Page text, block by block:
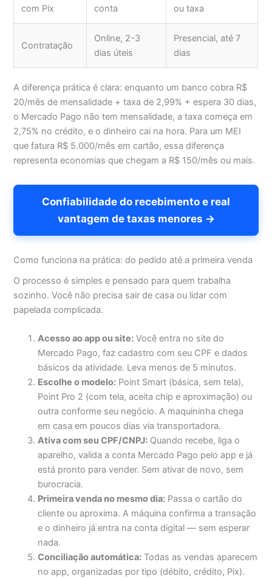
com Pix
conta
ou taxa
Contratação
Online, 2-3
dias úteis
Presencial, até 7
dias
A diferença prática é clara: enquanto um banco cobra R$
20/mês de mensalidade + taxa de 2,99% + espera 30 dias,
o Mercado Pago não tem mensalidade, a taxa começa em
2,75% no crédito, e o dinheiro cai na hora. Para um MEI
que fatura R$ 5.000/mês em cartão, essa diferença
representa economias que chegam a R$ 150/mês ou mais.
Confiabilidade do recebimento e real
vantagem de taxas menores →
Como funciona na prática: do pedido até a primeira venda
O processo é simples e pensado para quem trabalha
sozinho. Você não precisa sair de casa ou lidar com
papelada complicada.
Acesso ao app ou site: Você entra no site do
Mercado Pago, faz cadastro com seu CPF e dados
básicos da atividade. Leva menos de 5 minutos.
Escolhe o modelo: Point Smart (básica, sem tela),
Point Pro 2 (com tela, aceita chip e aproximação) ou
outra conforme seu negócio. A maquininha chega
em casa em poucos dias via transportadora.
Ativa com seu CPF/CNPJ: Quando recebe, liga o
aparelho, valida a conta Mercado Pago pelo app e já
está pronto para vender. Sem ativar de novo, sem
burocracia.
Primeira venda no mesmo dia: Passa o cartão do
cliente ou aproxima. A máquina confirma a transação
e o dinheiro já entra na conta digital — sem esperar
nada.
Conciliação automática: Todas as vendas aparecem
no app, organizadas por tipo (débito, crédito, Pix).